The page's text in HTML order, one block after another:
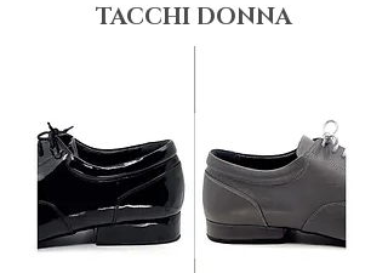
TACCHI DONNA